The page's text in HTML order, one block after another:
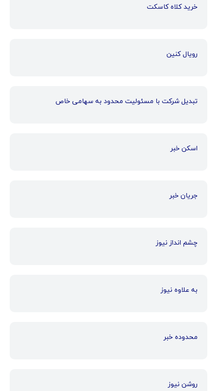
خرید کلاه کاسکت
رویال کنین
تبدیل شرکت با مسئولیت محدود به سهامی خاص
اسکن خبر
جریان خبر
چشم انداز نیوز
به علاوه نیوز
محدوده خبر
روشن نیوز